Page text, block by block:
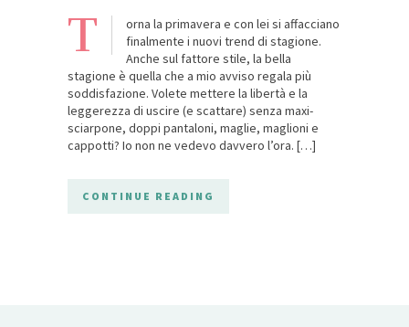
T
orna la primavera e con lei si affacciano
finalmente i nuovi trend di stagione.
Anche sul fattore stile, la bella
stagione è quella che a mio avviso regala più
soddisfazione. Volete mettere la libertà e la
leggerezza di uscire (e scattare) senza maxi-
sciarpone, doppi pantaloni, maglie, maglioni e
cappotti? Io non ne vedevo davvero l’ora. […]
CONTINUE READING